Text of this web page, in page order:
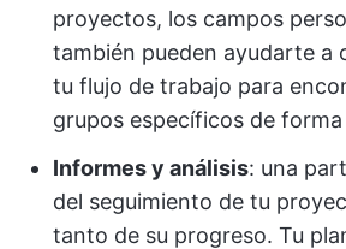
proyectos, los campos
también pueden ayudarte a
tu flujo de trabajo para
grupos específicos de
Informes y análisis: una
del seguimiento de tu
tanto de su progreso. Tu